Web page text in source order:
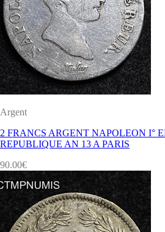
Argent
2 FRANCS ARGENT NAPOLEON I°
REPUBLIQUE AN 13 A PARIS
90.00€